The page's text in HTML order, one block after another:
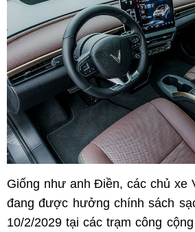
Giống như anh Điền, các chủ xe
đang được hưởng chính sách
10/2/2029 tại các trạm công